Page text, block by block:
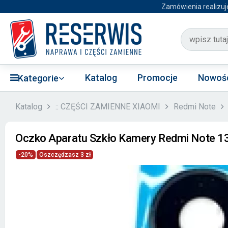
Zamówienia
Kategorie Katalog Promocje
Katalog :: CZĘŚCI ZAMIENNE XIAOMI Redmi Note
Oczko Aparatu Szkło Kamery Redmi Note
-20% Oszczędzasz 3 zł